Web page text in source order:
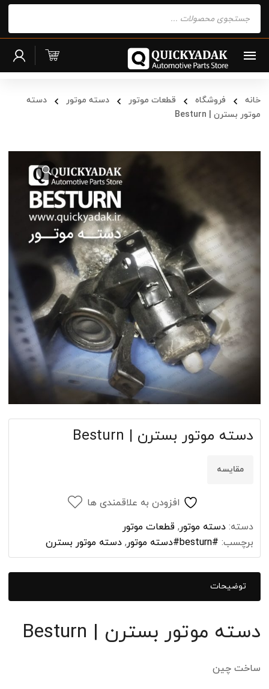
search
خانه فروشگاه قطعات موتور دسته موتور
دسته
موتور بسترن | Besturn
دسته موتور بسترن | Besturn
مقایسه
افزودن به علاقمندی ها
دسته: دسته موتور, قطعات موتور
برچسب: #besturn#دسته‌ موتور , دسته موتور بسترن
توضیحات
دسته موتور بسترن | Besturn
ساخت چین